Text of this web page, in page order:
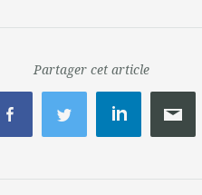
Partager cet article